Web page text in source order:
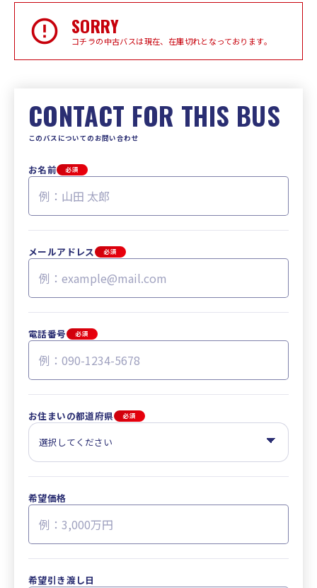
SORRY
コチラの中古バスは現在、在庫切れとなっております。
CONTACT FOR THIS BUS
このバスについてのお問い合わせ
お名前 必須
メールアドレス 必須
電話番号 必須
お住まいの都道府県 必須
希望価格
希望引き渡し日